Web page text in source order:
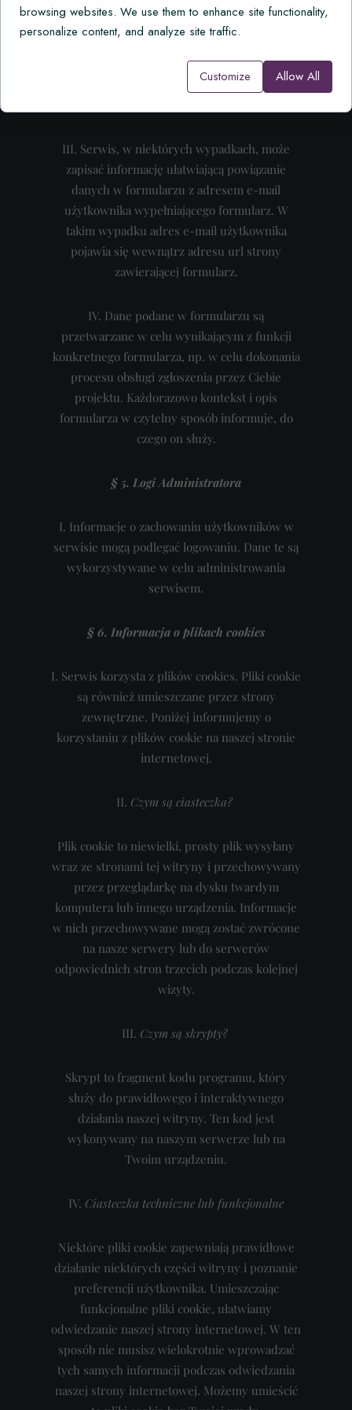
one podane.
Serwis może zapisać informacje o
parametrach połączenia (oznaczenie czasu,
III. Serwis, w niektórych wypadkach, może
zapisać informację ułatwiającą powiązanie
danych w formularzu z adresem e-mail
użytkownika wypełniającego formularz. W
takim wypadku adres e-mail użytkownika
pojawia się wewnątrz adresu url strony
zawierającej formularz.
IV. Dane podane w formularzu są
przetwarzane w celu wynikającym z funkcji
konkretnego formularza, np. w celu dokonania
procesu obsługi zgłoszenia przez Ciebie
projektu. Każdorazowo kontekst i opis
formularza w czytelny sposób informuje, do
czego on służy.
§ 5. Logi Administratora
I. Informacje o zachowaniu użytkowników w
serwisie mogą podlegać logowaniu. Dane te są
wykorzystywane w celu administrowania
serwisem.
§ 6. Informacja o plikach cookies
I. Serwis korzysta z plików cookies. Pliki cookie
są również umieszczane przez strony
zewnętrzne. Poniżej informujemy o
korzystaniu z plików cookie na naszej stronie
internetowej.
II. Czym są ciasteczka?
Plik cookie to niewielki, prosty plik wysyłany
wraz ze stronami tej witryny i przechowywany
przez przeglądarkę na dysku twardym
komputera lub innego urządzenia. Informacje
w nich przechowywane mogą zostać zwrócone
na nasze serwery lub do serwerów
odpowiednich stron trzecich podczas kolejnej
wizyty.
III. Czym są skrypty?
Skrypt to fragment kodu programu, który
służy do prawidłowego i interaktywnego
działania naszej witryny. Ten kod jest
wykonywany na naszym serwerze lub na
Twoim urządzeniu.
IV. Ciasteczka techniczne lub funkcjonalne
Niektóre pliki cookie zapewniają prawidłowe
działanie niektórych części witryny i poznanie
preferencji użytkownika. Umieszczając
funkcjonalne pliki cookie, ułatwiamy
odwiedzanie naszej strony internetowej. W ten
sposób nie musisz wielokrotnie wprowadzać
tych samych informacji podczas odwiedzania
naszej strony internetowej. Możemy umieścić
browsing websites. We use them to enhance site functionality,
personalize content, and analyze site traffic.
Customize Allow All